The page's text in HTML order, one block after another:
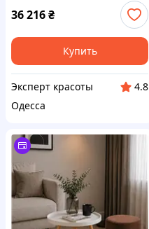
лаунж-зоны офиса и
квартиры
36 216₴
Купить
Эксперт красоты
4.8
Одесса